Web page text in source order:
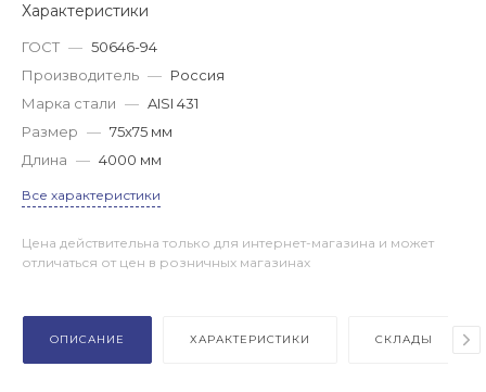
Характеристики
ГОСТ — 50646-94
Производитель — Россия
Марка стали — AISI 431
Размер — 75x75 мм
Длина — 4000 мм
Все характеристики
Цена действительна только для интернет-магазина и может
отличаться от цен в розничных магазинах
ОПИСАНИЕ ХАРАКТЕРИСТИКИ СКЛАДЫ